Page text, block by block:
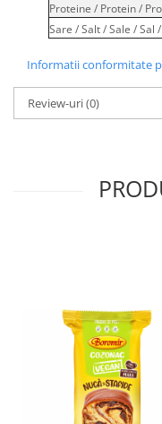
Faina Profesionala
Fursecuri vrac
Congelate brutarie
Cadouri
Pachete Cadou
Accesorii Boromir
Proteine / Protein /
Sare / Salt / Sale / Sal
Informatii conformitate
Review-uri(0)